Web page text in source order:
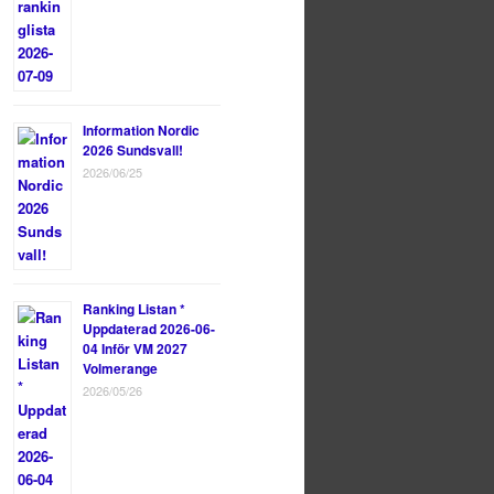
Information Nordic
2026 Sundsvall!
2026/06/25
Ranking Listan *
Uppdaterad 2026-06-
04 Inför VM 2027
Volmerange
2026/05/26